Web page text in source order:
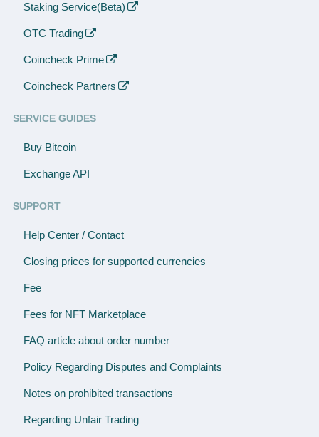
Staking Service(Beta)
OTC Trading
Coincheck Prime
Coincheck Partners
SERVICE GUIDES
Buy Bitcoin
Exchange API
SUPPORT
Help Center / Contact
Closing prices for supported currencies
Fee
Fees for NFT Marketplace
FAQ article about order number
Policy Regarding Disputes and Complaints
Notes on prohibited transactions
Regarding Unfair Trading